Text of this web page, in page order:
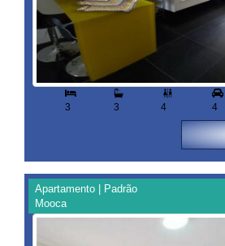
3 3

4 4
Apartamento | Padrão
Mooca